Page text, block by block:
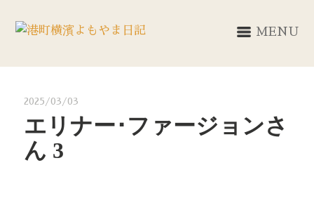
MENU
2025/03/03
エリナー･ファージョンさ
ん 3